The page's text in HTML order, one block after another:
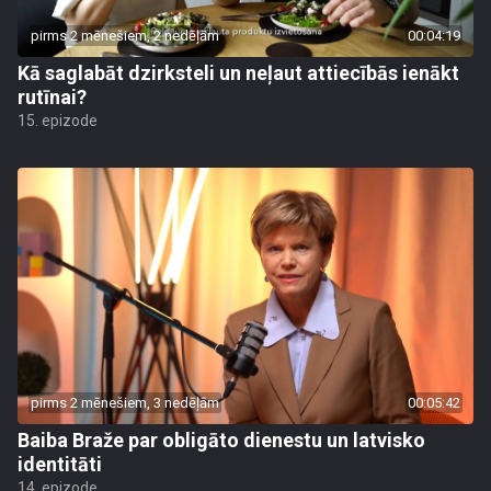
pirms 2 mēnešiem, 2 nedēļām 00:04:19
Kā saglabāt dzirksteli un neļaut attiecībās ienākt
rutīnai?
15. epizode
pirms 2 mēnešiem, 3 nedēļām 00:05:42
Baiba Braže par obligāto dienestu un latvisko
identitāti